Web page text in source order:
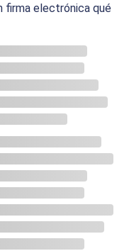
firma electrónica qué